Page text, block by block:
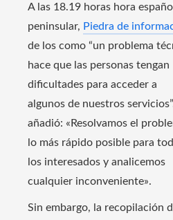
A las 18.19 horas hora
peninsular, Piedra de
de los como “un problema
hace que las personas tengan
dificultades para acceder a
algunos de nuestros
añadió: «Resolvamos el
lo más rápido posible para
los interesados ​​y analicemos
cualquier inconveniente».
Sin embargo, la recopilación